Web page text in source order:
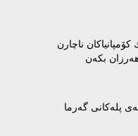
كۆمپانیاكان ناچارن
بكەن
پلەکانی گەرما